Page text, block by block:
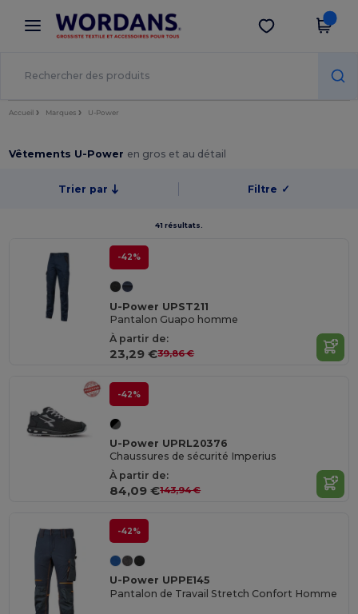
× Appli Wordans
Meilleurs prix sur l’app !
Obtenir l'appli
Accueil Marques U-Power
Vêtements U-Power en gros et au détail
Trier par Filtre ✓
41 résultats.
-42%
U-Power UPST211
Pantalon Guapo homme
À partir de:
23,29 €39,86 €
-42%
U-Power UPRL20376
Chaussures de sécurité Imperius
À partir de:
84,09 €143,94 €
-42%
U-Power UPPE145
Pantalon de Travail Stretch Confort Homme